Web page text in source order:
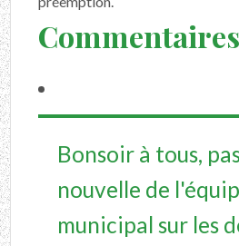
Commentaires
Bonsoir à tous,
nouvelle de
municipal sur les